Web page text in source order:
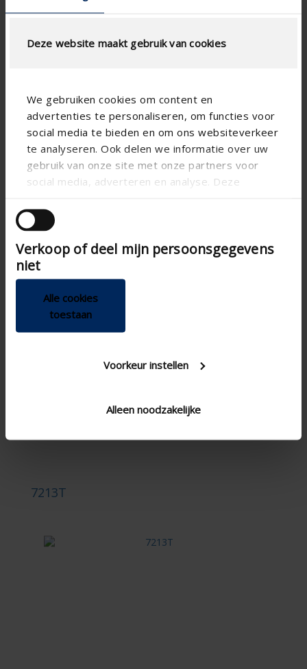
Deze website maakt gebruik van cookies
We gebruiken cookies om content en
advertenties te personaliseren, om functies voor
social media te bieden en om ons websiteverkeer
te analyseren. Ook delen we informatie over uw
gebruik van onze site met onze partners voor
social media, adverteren en analyse. Deze
andere informatie die u aan ze heeft verstrekt of
die ze hebben verzameld op basis van uw gebruik
van hun services.
Verkoop of deel mijn persoonsgegevens
niet
Alle cookies
toestaan
Voorkeur instellen
Alleen noodzakelijke
Design-Lüfter mit Timer Durchmesser 125 mm Alu
naturfarben
Geeignet für Wand- und Deckenmontage
Ideal für kleine bis mittelgroße Räume
Badezimmern
7213T